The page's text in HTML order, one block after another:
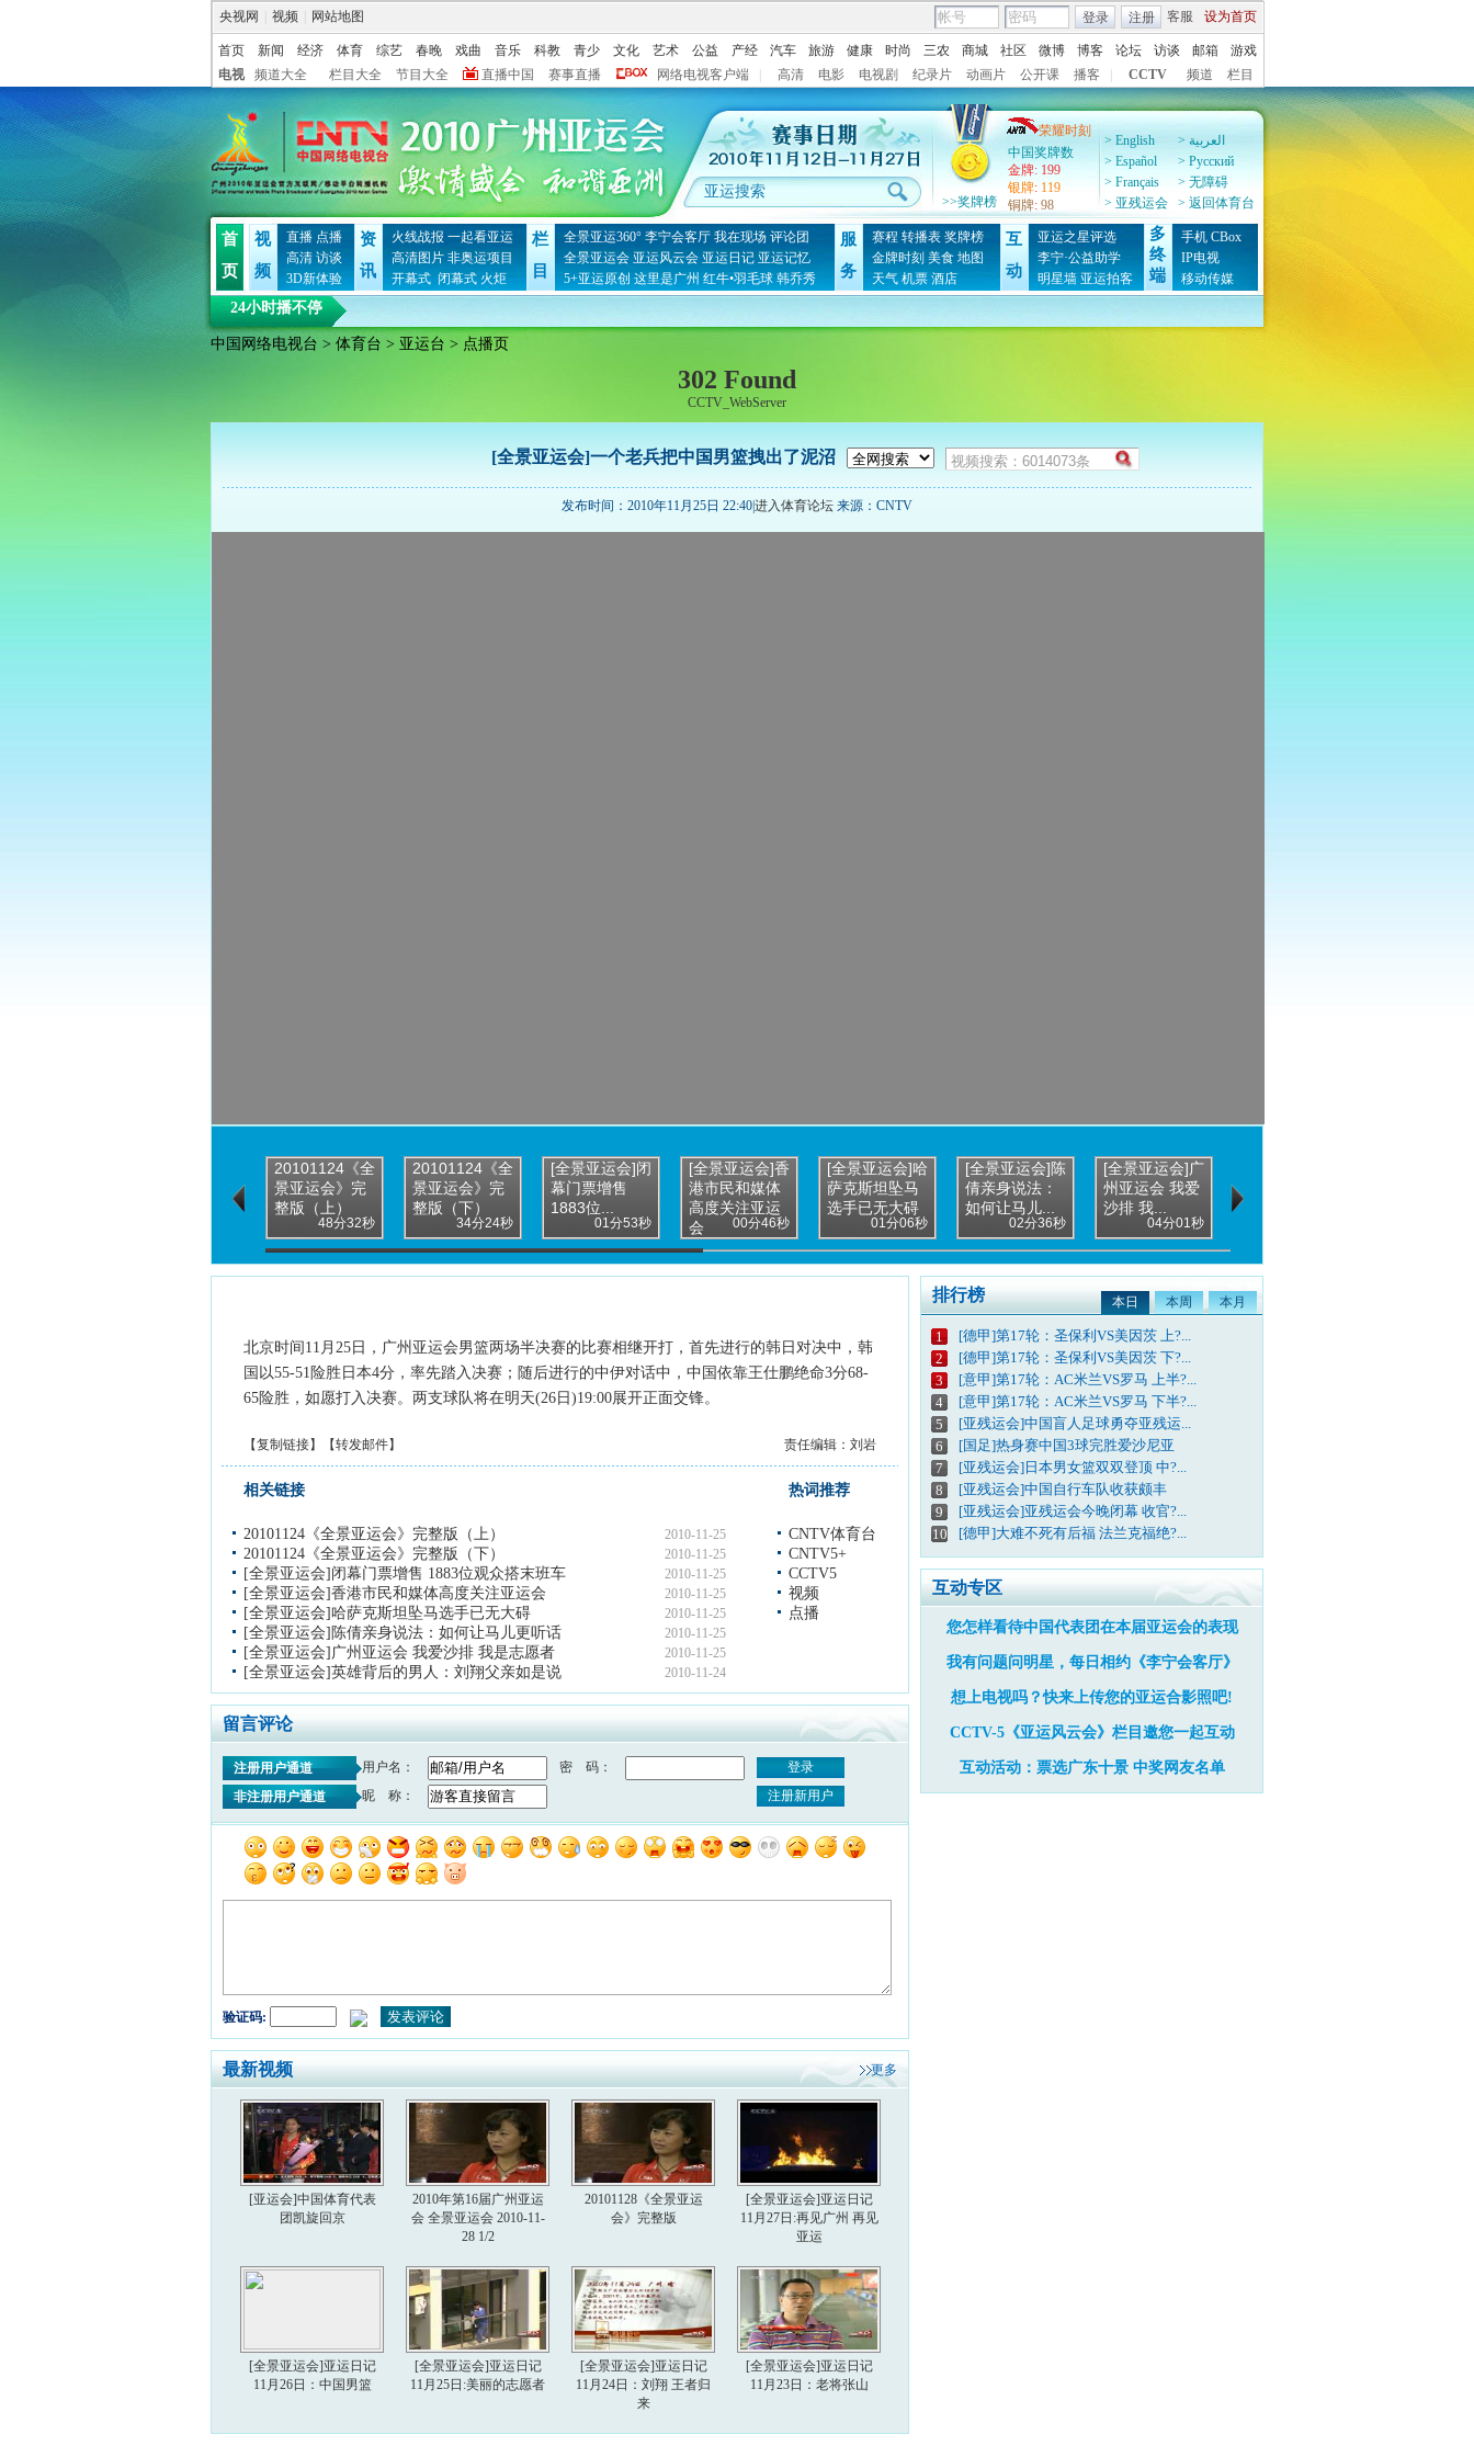
央视网 视频 网站地图 客服 设为首页
登录 注册
首页 新闻 经济 体育 综艺 春晚 戏曲 音乐 科教 青少 文化 艺术 公益 产经 汽车 旅游 健康 时尚 三农 商城 社区 微博 博客 论坛 访谈 邮箱
游戏
电视
频道大全 栏目大全 节目大全 直播中国 赛事直播 网络电视客户端 高清 电影 电视剧 纪录片 动画片 公开课 播客 CCTV 频道 栏目
> English
> العربية
> Español
> Pусский
> Français
> 无障碍
> 亚残运会
> 返回体育台
>>奖牌榜
荣耀时刻
中国奖牌数
金牌: 199
银牌: 119
铜牌: 98
首
页
视
频
直播 点播
高清 访谈
3D新体验
资
讯
火线战报 一起看亚运
高清图片 非奥运项目
开幕式 闭幕式 火炬
栏
目
全景亚运360° 李宁会客厅 我在现场 评论团
全景亚运会 亚运风云会 亚运日记 亚运记忆
5+亚运原创 这里是广州 红牛•羽毛球 韩乔秀
服
务
赛程 转播表 奖牌榜
金牌时刻 美食 地图
天气 机票 酒店
互
动
亚运之星评选
李宁·公益助学
明星墙 亚运拍客
多
终
端
手机 CBox
IP电视
移动传媒
24小时播不停
中国网络电视台 > 体育台 > 亚运台 > 点播页
302 Found
CCTV_WebServer
[全景亚运会]一个老兵把中国男篮拽出了泥沼
发布时间：2010年11月25日 22:40|进入体育论坛 来源：CNTV
20101124《全
景亚运会》完
整版（上）
48分32秒
20101124《全
景亚运会》完
整版（下）
34分24秒
[全景亚运会]闭
幕门票增售
1883位...
01分53秒
[全景亚运会]香
港市民和媒体
高度关注亚运
会
00分46秒
[全景亚运会]哈
萨克斯坦坠马
选手已无大碍
01分06秒
[全景亚运会]陈
倩亲身说法：
如何让马儿...
02分36秒
[全景亚运会]广
州亚运会 我爱
沙排 我...
04分01秒
人：刘翔父
北京时间11月25日，广州亚运会男篮两场半决赛的比赛相继开打，首先进行的韩日对决中，韩
国以55-51险胜日本4分，率先踏入决赛；随后进行的中伊对话中，中国依靠王仕鹏绝命3分68-
65险胜，如愿打入决赛。两支球队将在明天(26日)19:00展开正面交锋。
责任编辑：刘岩
【复制链接】【转发邮件】
相关链接
20101124《全景亚运会》完整版（上） 2010-11-25
20101124《全景亚运会》完整版（下） 2010-11-25
[全景亚运会]闭幕门票增售 1883位观众搭末班车 2010-11-25
[全景亚运会]香港市民和媒体高度关注亚运会 2010-11-25
[全景亚运会]哈萨克斯坦坠马选手已无大碍 2010-11-25
[全景亚运会]陈倩亲身说法：如何让马儿更听话 2010-11-25
[全景亚运会]广州亚运会 我爱沙排 我是志愿者 2010-11-25
[全景亚运会]英雄背后的男人：刘翔父亲如是说 2010-11-24
热词推荐
CNTV体育台
CNTV5+
CCTV5
视频
点播
留言评论
注册用户通道 用户名： 密 码：
登录
非注册用户通道
昵 称： 注册新用户
验证码:
最新视频 更多
[亚运会]中国体育代表
团凯旋回京
2010年第16届广州亚运
会 全景亚运会 2010-11-
28 1/2
20101128《全景亚运
会》完整版
[全景亚运会]亚运日记
11月27日:再见广州 再见
亚运
[全景亚运会]亚运日记
11月26日：中国男篮
[全景亚运会]亚运日记
11月25日:美丽的志愿者
[全景亚运会]亚运日记
11月24日：刘翔 王者归
来
[全景亚运会]亚运日记
11月23日：老将张山
排行榜 本日 本周 本月
1
[德甲]第17轮：圣保利VS美因茨 上?...
2
[德甲]第17轮：圣保利VS美因茨 下?...
3
[意甲]第17轮：AC米兰VS罗马 上半?...
4
[意甲]第17轮：AC米兰VS罗马 下半?...
5
[亚残运会]中国盲人足球勇夺亚残运...
6
[国足]热身赛中国3球完胜爱沙尼亚
7
[亚残运会]日本男女篮双双登顶 中?...
8
[亚残运会]中国自行车队收获颇丰
9
[亚残运会]亚残运会今晚闭幕 收官?...
10
[德甲]大难不死有后福 法兰克福绝?...
互动专区
您怎样看待中国代表团在本届亚运会的表现
我有问题问明星，每日相约《李宁会客厅》
想上电视吗？快来上传您的亚运合影照吧!
CCTV-5《亚运风云会》栏目邀您一起互动
互动活动：票选广东十景 中奖网友名单